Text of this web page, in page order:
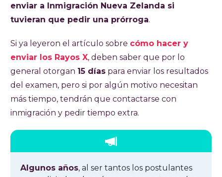
enviar a Inmigración Nueva Zelanda si
tuvieran que pedir una prórroga.
Si ya leyeron el artículo sobre cómo hacer y
enviar los Rayos X, deben saber que por lo
general otorgan 15 días para enviar los resultados
del examen, pero si por algún motivo necesitan
más tiempo, tendrán que contactarse con
inmigración y pedir tiempo extra.
Algunos años, al ser tantos los postulantes